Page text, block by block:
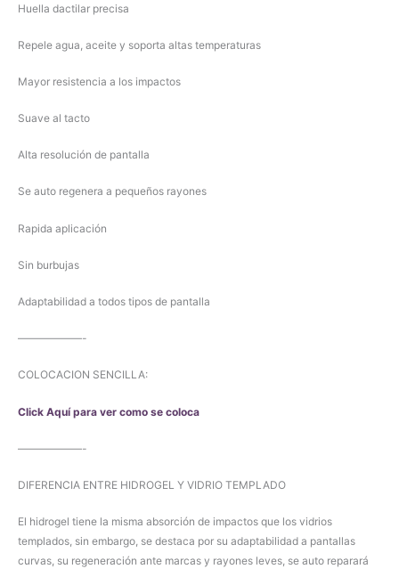
Huella dactilar precisa
Repele agua, aceite y soporta altas temperaturas
Mayor resistencia a los impactos
Suave al tacto
Alta resolución de pantalla
Se auto regenera a pequeños rayones
Rapida aplicación
Sin burbujas
Adaptabilidad a todos tipos de pantalla
——————-
COLOCACION SENCILLA:
Click Aquí para ver como se coloca
——————-
DIFERENCIA ENTRE HIDROGEL Y VIDRIO TEMPLADO
El hidrogel tiene la misma absorción de impactos que los vidrios
templados, sin embargo, se destaca por su adaptabilidad a pantallas
curvas, su regeneración ante marcas y rayones leves, se auto reparará